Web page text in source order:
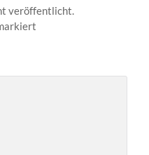
veröffentlicht.